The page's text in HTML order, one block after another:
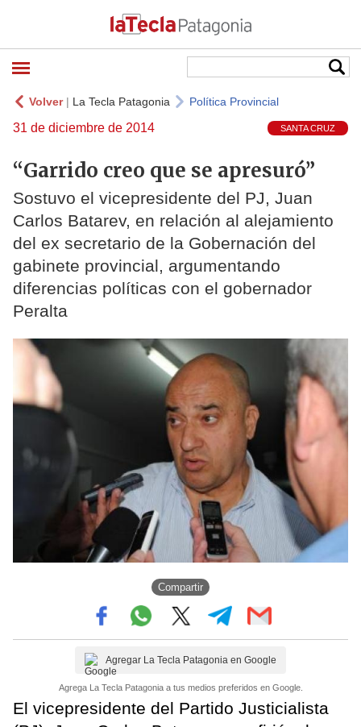
Volver| La Tecla Patagonia Política Provincial
31 de diciembre de 2014 SANTA CRUZ
“Garrido creo que se apresuró”
Sostuvo el vicepresidente del PJ, Juan
Carlos Batarev, en relación al alejamiento
del ex secretario de la Gobernación del
gabinete provincial, argumentando
diferencias políticas con el gobernador
Peralta
Compartir
Agregar La Tecla Patagonia en Google
Agrega La Tecla Patagonia a tus medios preferidos en Google.
El vicepresidente del Partido Justicialista